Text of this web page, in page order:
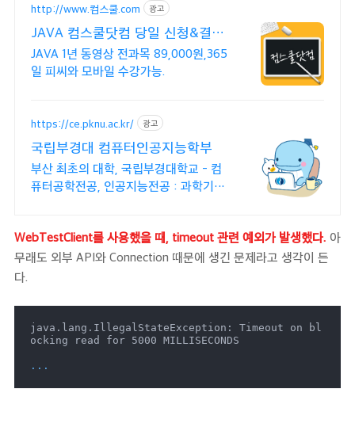
http://www.컴스쿨.com 광고
JAVA 컴스쿨닷컴 당일 신청&결제
시 기프티콘!
JAVA 1년 동영상 전과목 89,000원,365
일 피씨와 모바일 수강가능.
https://ce.pknu.ac.kr/ 광고
국립부경대 컴퓨터인공지능학부
부산 최초의 대학, 국립부경대학교 - 컴
퓨터공학전공, 인공지능전공 : 과학기술
WebTestClient를 사용했을 때, timeout 관련 예외가 발생했다. 아
무래도 외부 API와 Connection 때문에 생긴 문제라고 생각이 든
다.
java.lang.IllegalStateException: Timeout on bl
ocking read for 5000 MILLISECONDS
...